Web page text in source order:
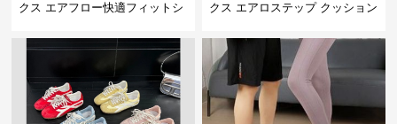
クス エアフロー快適フィットシ
クス エアロステップ クッション